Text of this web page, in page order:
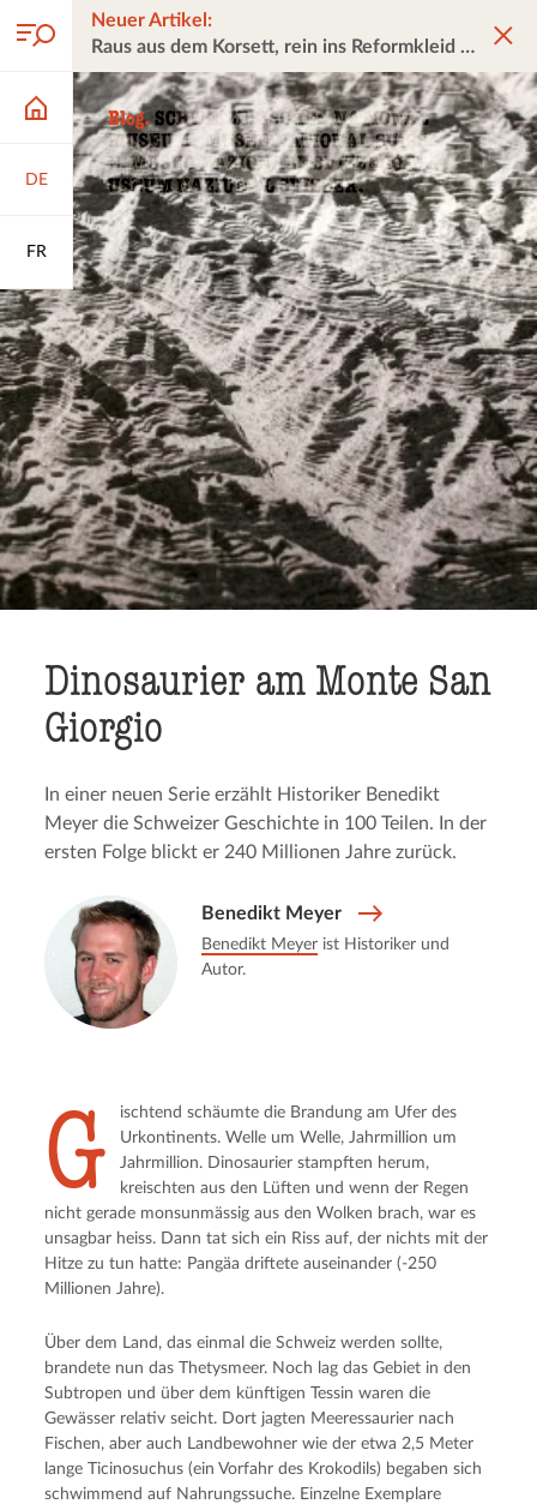
DE
FR
Neuer Artikel:
Raus aus dem Korsett, rein ins Reformkleid
Dinosau­ri­er am Monte San
Giorgio
In einer neuen Serie erzählt Historiker Benedikt
Meyer die Schweizer Geschichte in 100 Teilen. In der
ersten Folge blickt er 240 Millionen Jahre zurück.
Benedikt Meyer
Benedikt Meyerist Historiker und
Autor.
G
ischtend schäumte die Brandung am Ufer des
Urkontinents. Welle um Welle, Jahrmillion um
Jahrmillion. Dinosaurier stampften herum,
kreischten aus den Lüften und wenn der Regen
nicht gerade monsunmässig aus den Wolken brach, war es
unsagbar heiss. Dann tat sich ein Riss auf, der nichts mit der
Hitze zu tun hatte: Pangäa driftete auseinander (-250
Millionen Jahre).
Über dem Land, das einmal die Schweiz werden sollte,
brandete nun das Thetysmeer. Noch lag das Gebiet in den
Subtropen und über dem künftigen Tessin waren die
Gewässer relativ seicht. Dort jagten Meeressaurier nach
Fischen, aber auch Landbewohner wie der etwa 2,5 Meter
lange Ticinosuchus (ein Vorfahr des Krokodils) begaben sich
schwimmend auf Nahrungssuche. Einzelne Exemplare